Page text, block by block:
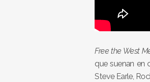
Free the West
que suenan en
Steve Earle,